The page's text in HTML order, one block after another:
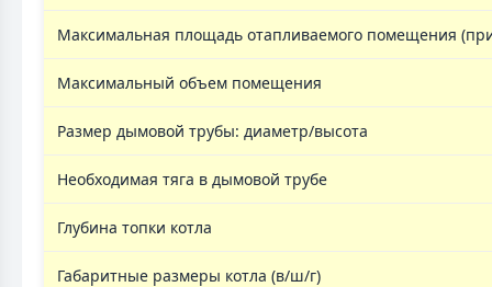
Максимальная площадь отапливаемого помещения
Максимальный объем помещения
Размер дымовой трубы: диаметр/высота
Необходимая тяга в дымовой трубе
Глубина топки котла
Габаритные размеры котла (в/ш/г)